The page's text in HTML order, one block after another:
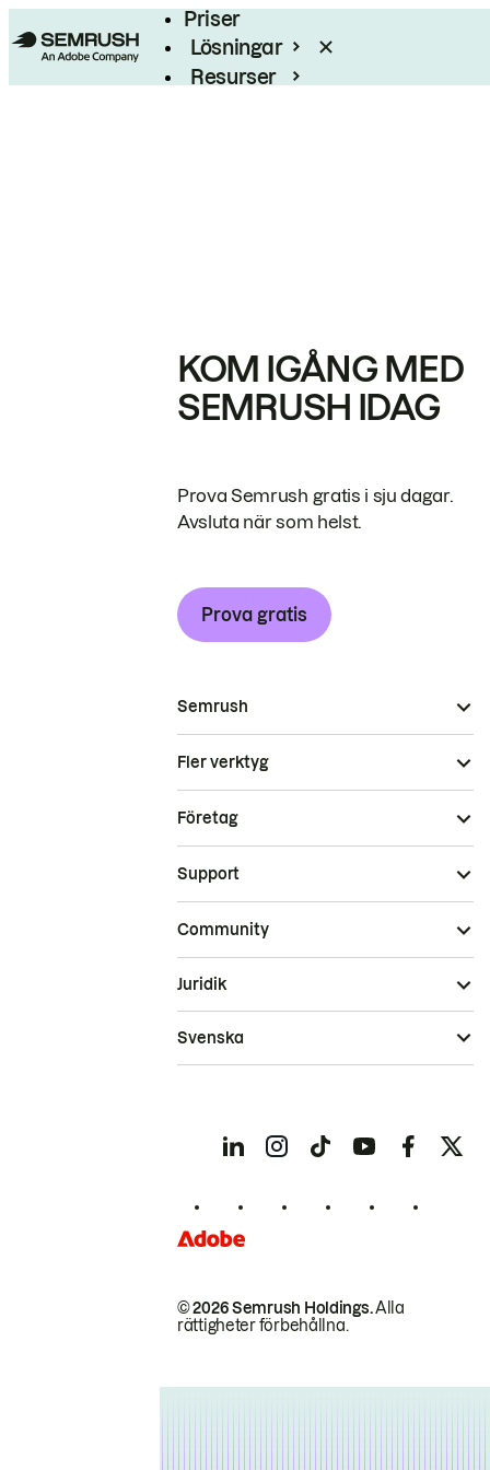
Priser
Lösningar
Resurser
KOM IGÅNG MED
SEMRUSH IDAG
Prova Semrush gratis i sju dagar.
Avsluta när som helst.
Prova gratis
Semrush
Fler verktyg
Företag
Support
Community
© 2026 Semrush Holdings.Alla
rättigheter förbehållna.
Juridik
Svenska